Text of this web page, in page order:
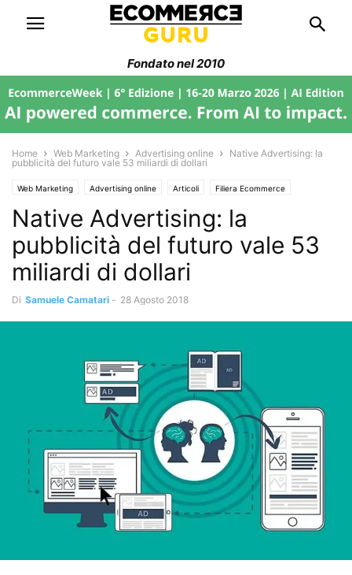
Fondato nel 2010
Home Web Marketing Advertising online
Native Advertising: la
pubblicità del futuro vale 53 miliardi di dollari
Web Marketing Advertising online Articoli Filiera Ecommerce
Native Advertising: la
pubblicità del futuro vale 53
miliardi di dollari
Di Samuele Camatari - 28 Agosto 2018